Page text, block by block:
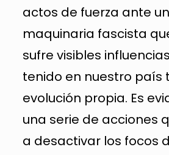
actos de fuerza ante
maquinaria fascista
sufre visibles
tenido en nuestro país
evolución propia. Es
una serie de acciones
a desactivar los focos